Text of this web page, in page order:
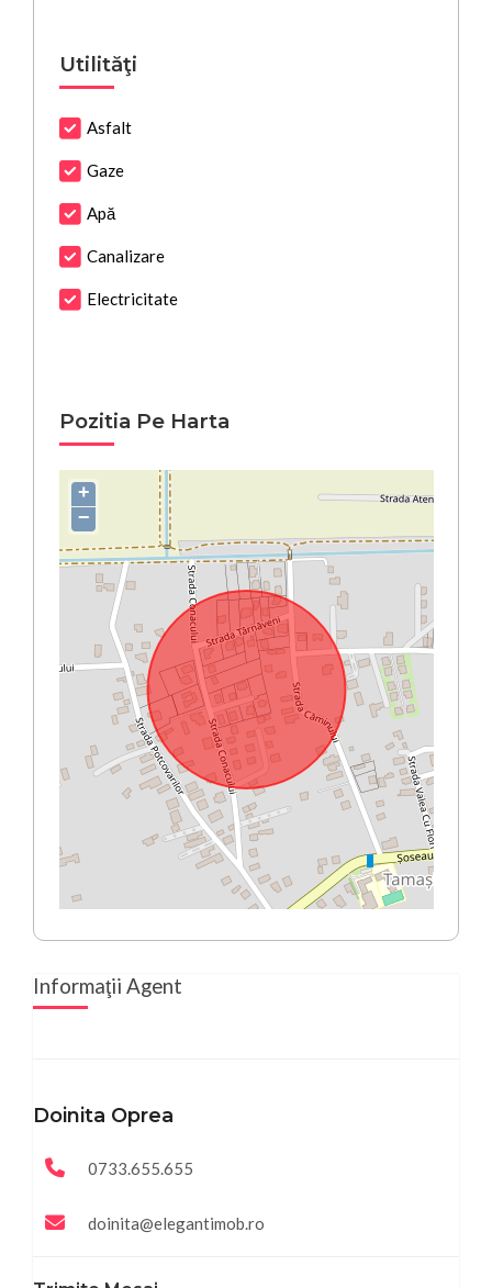
Utilităţi
Asfalt
Gaze
Apă
Canalizare
Electricitate
Pozitia Pe Harta
Informaţii Agent
Doinita Oprea
0733.655.655
doinita@elegantimob.ro